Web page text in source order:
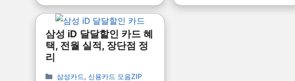
삼성 iD 달달할인 카드 혜
택, 전월 실적, 장단점 정
리
삼성카드, 신용카드 모음ZIP